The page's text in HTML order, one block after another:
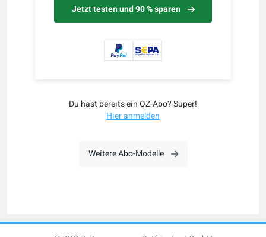
Jetzt testen und 90 % sparen
Du hast bereits ein OZ-Abo? Super!
Hier anmelden
Weitere Abo-Modelle